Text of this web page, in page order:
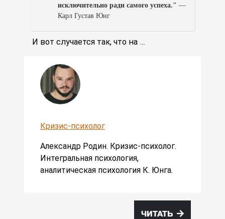
исключительно ради самого успеха." —
Карл Густав Юнг
И вот случается так, что на …
Кризис-психолог
Александр Родин. Кризис-психолог.
Интегральная психология,
аналитическая психология К. Юнга.
ЧИТАТЬ